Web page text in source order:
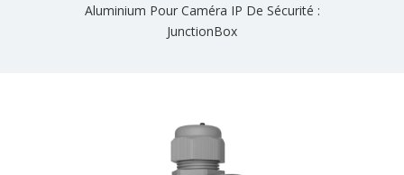
Aluminium Pour Caméra IP De Sécurité :
JunctionBox